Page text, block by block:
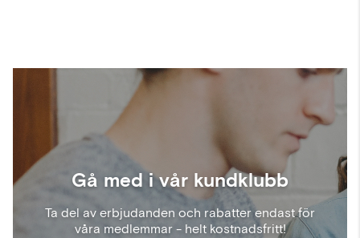
Gå med i vår kundklubb
Ta del av erbjudanden och rabatter endast för
våra medlemmar - helt kostnadsfritt!